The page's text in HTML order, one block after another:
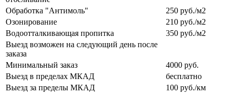
Обработка "Антимоль"
250 руб./м2
Озонирование
210 руб./м2
Водоотталкивающая пропитка
350 руб./м2
Выезд возможен на следующий день после
заказа
Минимальный заказ
4000 руб.
Выезд в пределах МКАД
бесплатно
Выезд за пределы МКАД
100 руб./км